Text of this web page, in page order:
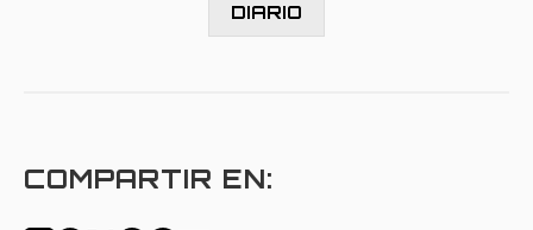
DIARIO
COMPARTIR EN: